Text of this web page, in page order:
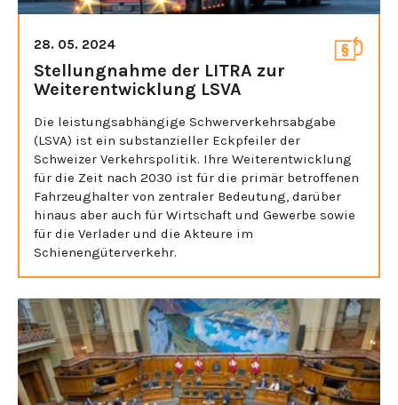
28. 05. 2024
Stellungnahme der LITRA zur
Weiterentwicklung LSVA
Die leistungsabhängige Schwerverkehrsabgabe
(LSVA) ist ein substanzieller Eckpfeiler der
Schweizer Verkehrspolitik. Ihre Weiterentwicklung
für die Zeit nach 2030 ist für die primär betroffenen
Fahrzeughalter von zentraler Bedeutung, darüber
hinaus aber auch für Wirtschaft und Gewerbe sowie
für die Verlader und die Akteure im
Schienengüterverkehr.